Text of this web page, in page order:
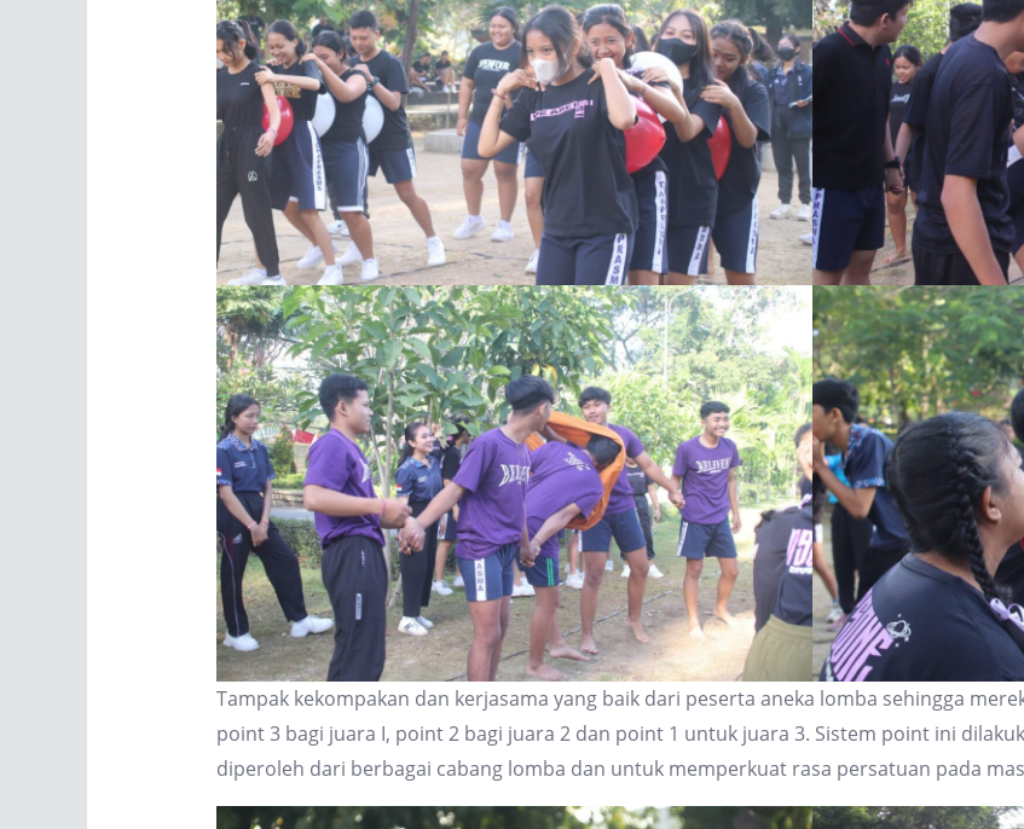
Tampak kekompakan dan kerjasama yang baik dari peserta aneka lomba sehingga
point 3 bagi juara I, point 2 bagi juara 2 dan point 1 untuk juara 3. Sistem point ini
diperoleh dari berbagai cabang lomba dan untuk memperkuat rasa persatuan pada